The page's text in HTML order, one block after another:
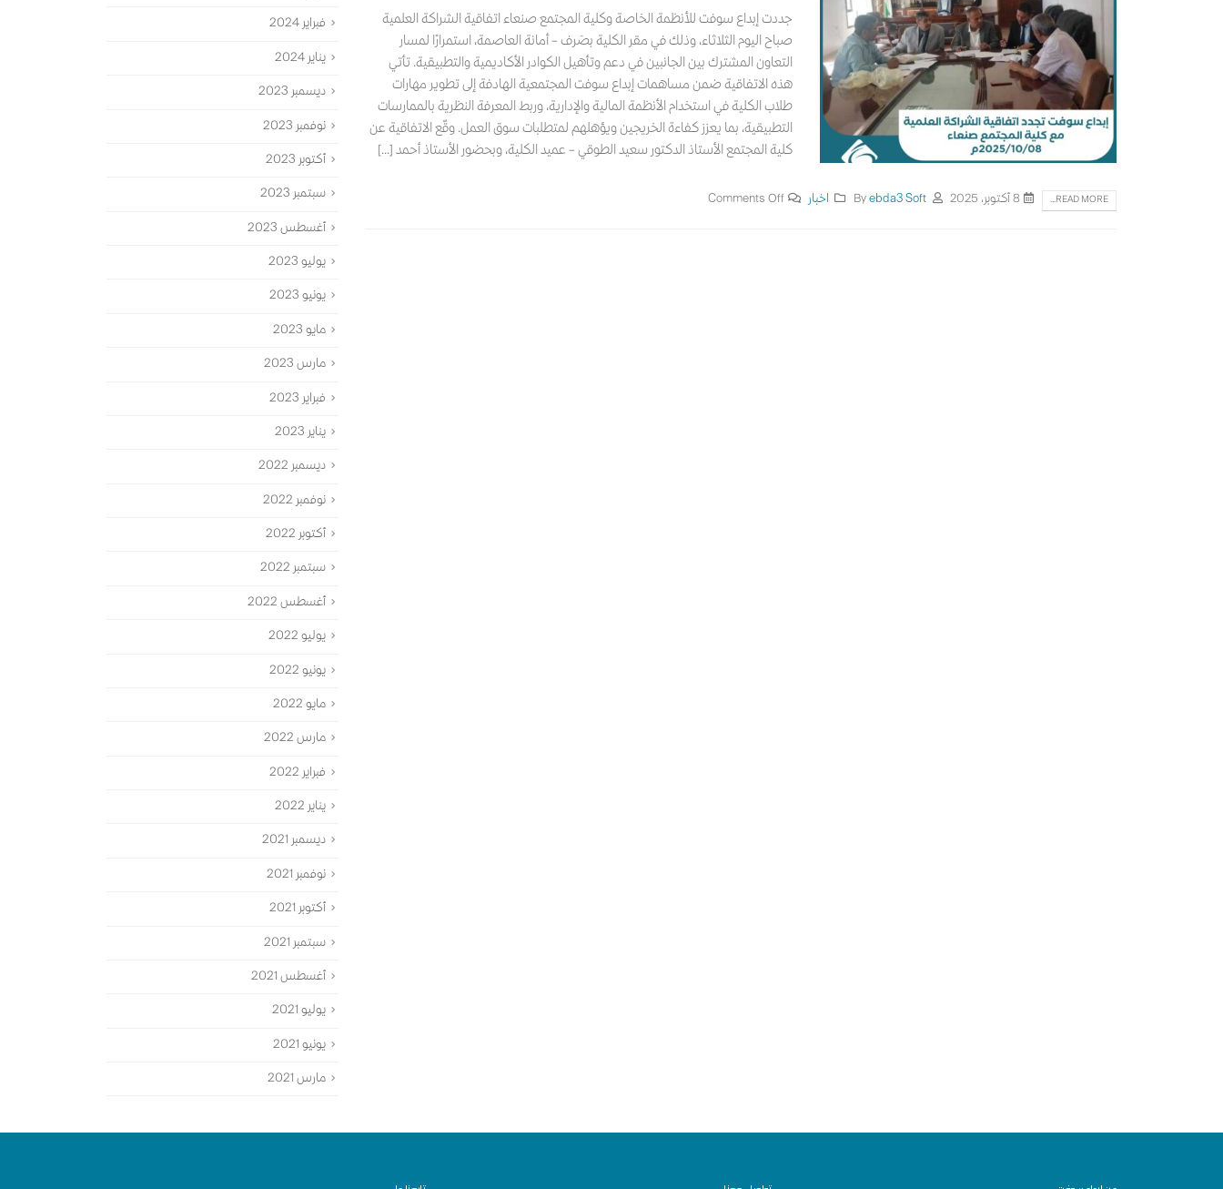
جددت إبداع سوفت للأنظمة الخاصة وكلية المجتمع صنعاء اتفاقية الشراكة العلمية
صباح اليوم الثلاثاء، وذلك في مقر الكلية بصَرف – أمانة العاصمة، استمرارًا لمسار
التعاون المشترك بين الجانبين في دعم وتأهيل الكوادر الأكاديمية والتطبيقية. تأتي
هذه الاتفاقية ضمن مساهمات إبداع سوفت المجتمعية الهادفة إلى تطوير مهارات
طلاب الكلية في استخدام الأنظمة المالية والإدارية، وربط المعرفة النظرية بالممارسات
التطبيقية، بما يعزز كفاءة الخريجين ويؤهلهم لمتطلبات سوق العمل. وقّع الاتفاقية عن
كلية المجتمع الأستاذ الدكتور سعيد الطوقي – عميد الكلية، وبحضور الأستاذ أحمد [...]
8 أكتوبر، 2025 By
ebda3 Soft اخبار Comments Off READ MORE...
فبراير 2024
يناير 2024
ديسمبر 2023
نوفمبر 2023
أكتوبر 2023
سبتمبر 2023
أغسطس 2023
يوليو 2023
يونيو 2023
مايو 2023
مارس 2023
فبراير 2023
يناير 2023
ديسمبر 2022
نوفمبر 2022
أكتوبر 2022
سبتمبر 2022
أغسطس 2022
يوليو 2022
يونيو 2022
مايو 2022
مارس 2022
فبراير 2022
يناير 2022
ديسمبر 2021
نوفمبر 2021
أكتوبر 2021
سبتمبر 2021
أغسطس 2021
يوليو 2021
يونيو 2021
مارس 2021